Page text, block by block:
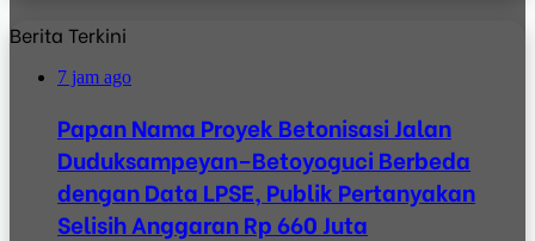
Berita Terkini
7 jam ago
Papan Nama Proyek Betonisasi Jalan
Duduksampeyan–Betoyoguci Berbeda
dengan Data LPSE, Publik Pertanyakan
Selisih Anggaran Rp 660 Juta